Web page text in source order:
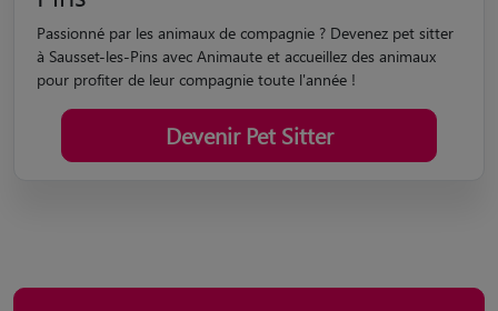
Passionné par les animaux de compagnie ? Devenez pet sitter
à Sausset-les-Pins avec Animaute et accueillez des animaux
pour profiter de leur compagnie toute l'année !
Devenir Pet Sitter